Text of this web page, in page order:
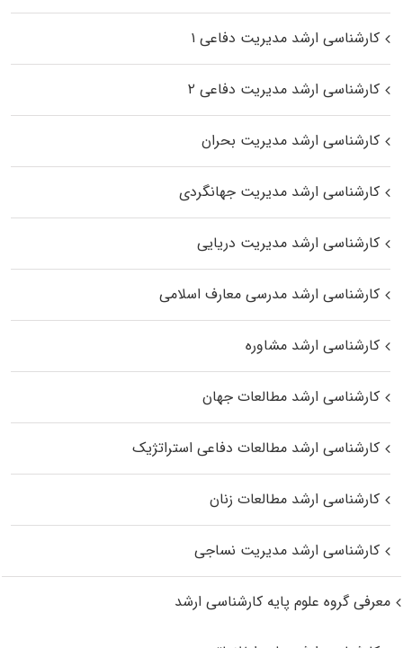
کارشناسی ارشد مدیریت دفاعی ۱
کارشناسی ارشد مدیریت دفاعی ۲
کارشناسی ارشد مدیریت بحران
کارشناسی ارشد مدیریت جهانگردی
کارشناسی ارشد مدیریت دریایی
کارشناسی ارشد مدرسی معارف اسلامی
کارشناسی ارشد مشاوره
کارشناسی ارشد مطالعات جهان
کارشناسی ارشد مطالعات دفاعی استراتژیک
کارشناسی ارشد مطالعات زنان
کارشناسی ارشد مدیریت نساجی
معرفی گروه علوم پایه کارشناسی ارشد